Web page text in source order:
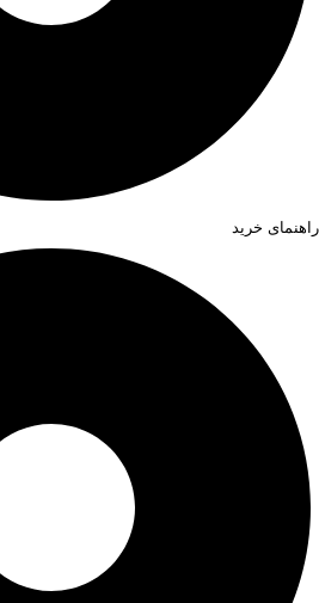
راهنمای خرید